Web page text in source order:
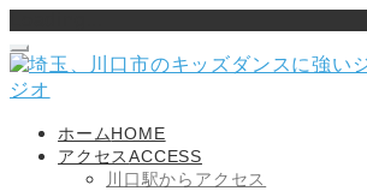
ホームHOME
アクセスACCESS
川口駅からアクセス